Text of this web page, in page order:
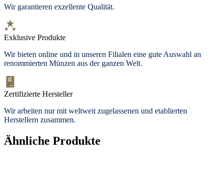
Wir garantieren exzellente Qualität.
Exklusive Produkte
Wir bieten online und in unseren Filialen eine gute Auswahl an
renommierten Münzen aus der ganzen Welt.
Zertifizierte Hersteller
Wir arbeiten nur mit weltweit zugelassenen und etablierten
Herstellern zusammen.
Ähnliche Produkte